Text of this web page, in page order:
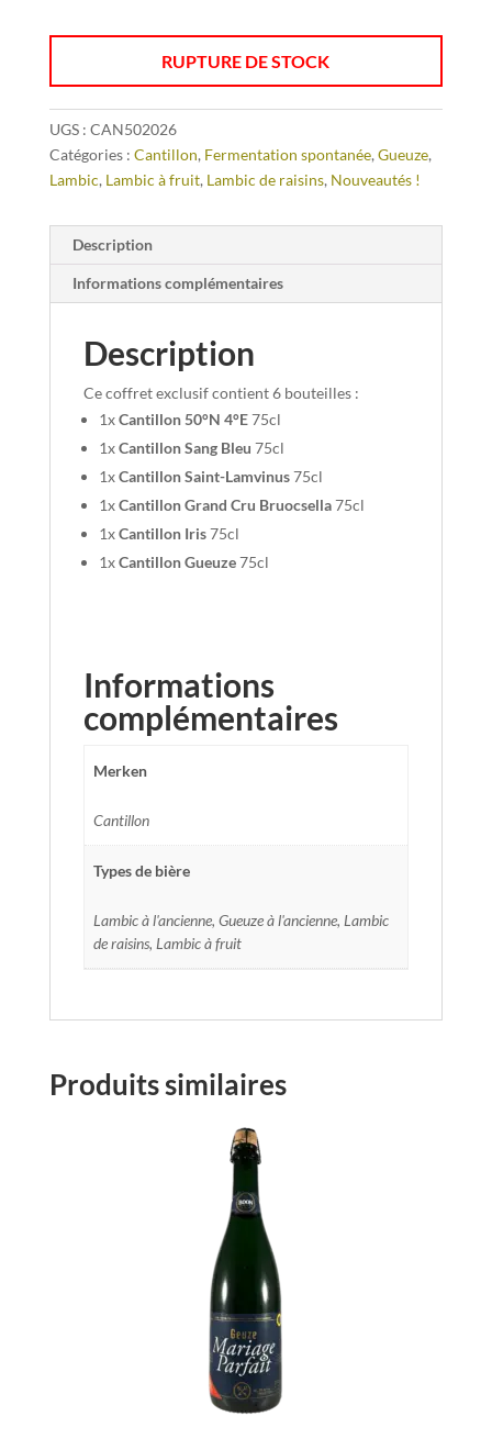
RUPTURE DE STOCK
UGS : CAN502026
Catégories : Cantillon, Fermentation spontanée, Gueuze,
Lambic, Lambic à fruit, Lambic de raisins, Nouveautés !
Description
Informations complémentaires
Description
Ce coffret exclusif contient 6 bouteilles :
1xCantillon 50°N 4°E75cl
1xCantillonSang Bleu 75cl
1xCantillonSaint-Lamvinus75cl
1xCantillonGrand Cru Bruocsella75cl
1xCantillon Iris75cl
1xCantillonGueuze75cl
Informations
complémentaires
Merken
Cantillon
Types de bière
Lambic à l'ancienne, Gueuze à l'ancienne, Lambic
de raisins, Lambic à fruit
Produits similaires